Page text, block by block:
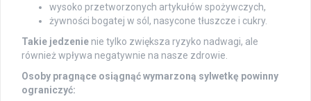
wysoko przetworzonych artykułów spożywczych,
żywności bogatej w sól, nasycone tłuszcze i cukry.
Takie jedzenie nie tylko zwiększa ryzyko nadwagi, ale
również wpływa negatywnie na nasze zdrowie.
Osoby pragnące osiągnąć wymarzoną sylwetkę powinny
ograniczyć: